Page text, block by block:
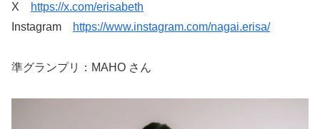
X
https://x.com/erisabeth
Instagram
https://www.instagram.com/nagai.erisa/
準グランプリ：MAHO さん